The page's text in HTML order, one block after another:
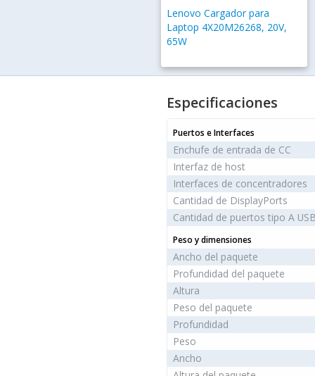
Lenovo Cargador para
Laptop 4X20M26268, 20V,
65W
Especificaciones
Puertos e Interfaces
Enchufe de entrada de CC
Interfaz de host
Interfaces de concentradores
Cantidad de DisplayPorts
Cantidad de puertos tipo A
Peso y dimensiones
Ancho del paquete
Profundidad del paquete
Altura
Peso del paquete
Profundidad
Peso
Ancho